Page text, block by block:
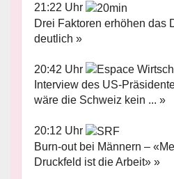
21:22 Uhr
Drei Faktoren erhöhen das
deutlich »
20:42 Uhr
Interview des US-
wäre die Schweiz kein ... »
20:12 Uhr
Burn-out bei Männern –
Druckfeld ist die Arbeit» »